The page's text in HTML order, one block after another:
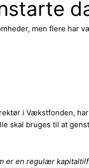
men flere har
i Vækstfonden,
skal bruges til at
er en regulær